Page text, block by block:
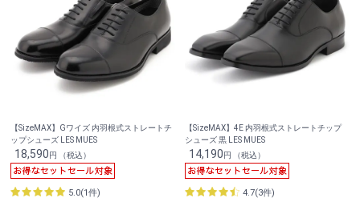
【SizeMAX】Gワイズ 内羽根式ストレートチ
ップシューズ LES MUES
18,590円 （税込）
5.0(1件)
【SizeMAX】4E 内羽根式ストレートチップ
シューズ 黒 LES MUES
14,190円 （税込）
4.7(3件)